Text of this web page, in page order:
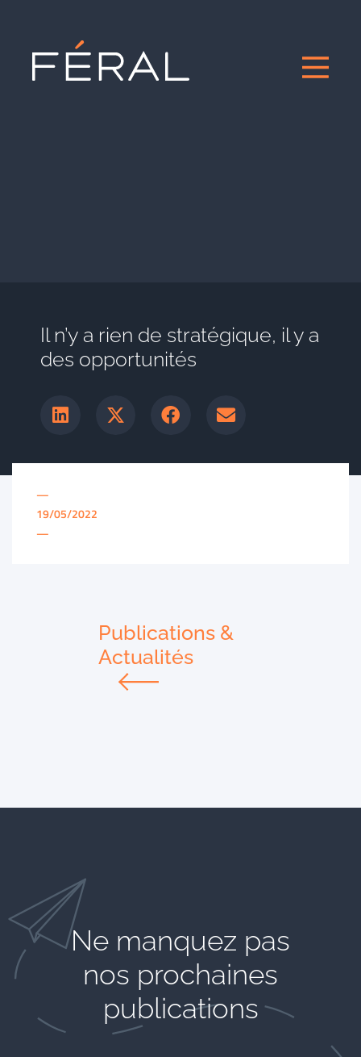
Il n’y a rien de stratégique, il y a
des opportunités
—
19/05/2022
—
Publications &
Actualités
Ne manquez pas
nos prochaines
publications